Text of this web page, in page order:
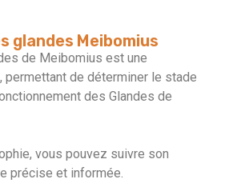
glandes Meibomius
de Meibomius est une
permettant de déterminer le stade
des Glandes de
vous pouvez suivre son
précise et informée.